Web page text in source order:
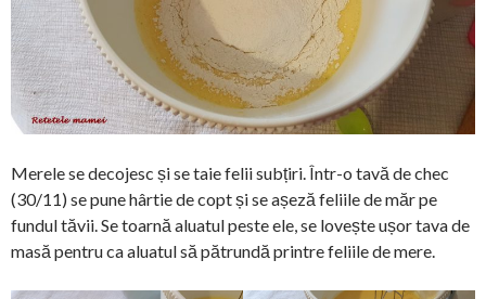
Merele se decojesc și se taie felii subțiri. Într-o tavă de chec
(30/11) se pune hârtie de copt și se așeză feliile de măr pe
fundul tăvii. Se toarnă aluatul peste ele, se lovește ușor tava de
masă pentru ca aluatul să pătrundă printre feliile de mere.